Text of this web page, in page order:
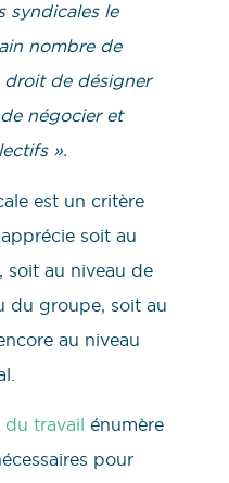
syndicales le
nombre de
droit de désigner
négocier et
».
est un critère
soit au
soit au niveau de
du groupe, soit au
au niveau
du travail énumère
pour